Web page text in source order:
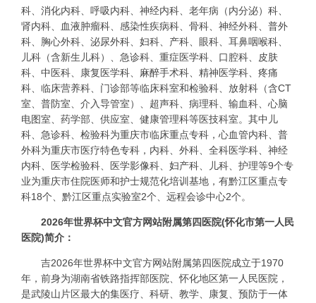
科、消化内科、呼吸内科、神经内科、老年病（内分泌）科、
肾内科、血液肿瘤科、感染性疾病科、骨科、神经外科、普外
科、胸心外科、泌尿外科、妇科、产科、眼科、耳鼻咽喉科、
儿科（含新生儿科）、急诊科、重症医学科、口腔科、皮肤
科、中医科、康复医学科、麻醉手术科、精神医学科、疼痛
科、临床营养科、门诊部等临床科室和检验科、放射科（含CT
室、普防室、介入导管室）、超声科、病理科、输血科、心脑
电图室、药学部、供应室、健康管理科等医技科室。其中儿
科、急诊科、检验科为重庆市临床重点专科，心血管内科、普
外科为重庆市医疗特色专科，内科、外科、全科医学科、神经
内科、医学检验科、医学影像科、妇产科、儿科、护理等9个专
业为重庆市住院医师和护士规范化培训基地，有黔江区重点专
科18个、黔江区重点实验室2个、远程会诊中心2个。
2026年世界杯中文官方网站附属第四医院(怀化市第一人民
医院)简介：
吉2026年世界杯中文官方网站附属第四医院成立于1970
年，前身为湖南省铁路指挥部医院、怀化地区第一人民医院，
是武陵山片区最大的集医疗、科研、教学、康复、预防于一体